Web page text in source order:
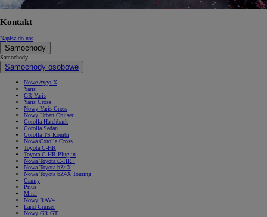
Kontakt
Napisz do nas
Samochody
Samochody
Samochody osobowe
Nowe Aygo X
Yaris
GR Yaris
Yaris Cross
Nowy Yaris Cross
Nowy Urban Cruiser
Corolla Hatchback
Corolla Sedan
Corolla TS Kombi
Nowa Corolla Cross
Toyota C-HR
Toyota C-HR Plug-in
Nowa Toyota C-HR+
Nowa Toyota bZ4X
Nowa Toyota bZ4X Touring
Camry
Prius
Mirai
Nowy RAV4
Land Cruiser
Nowy GR GT